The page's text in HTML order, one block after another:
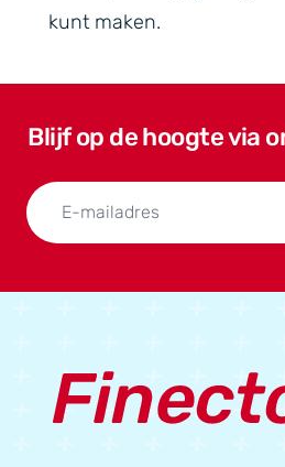
kunt maken.
Blijf op de hoogte via